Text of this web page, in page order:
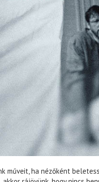
műveit, ha nézőként